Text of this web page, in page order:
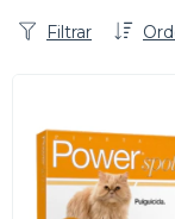
Filtrar